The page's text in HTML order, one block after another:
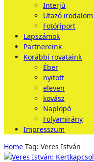
Interjú
Utazó irodalom
Fotóriport
Lapszámok
Partnereink
Korábbi rovataink
Éber
nyitott
eleven
kovász
Naplopó
Folyamirány
Impresszum
Home Tag: Veres István